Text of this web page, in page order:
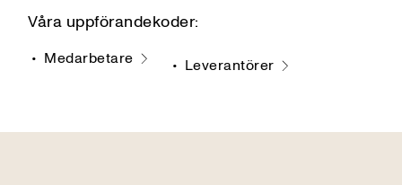
Våra uppförandekoder:
Medarbetare Leverantörer